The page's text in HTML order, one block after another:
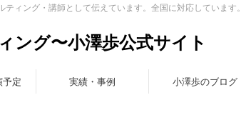
ィング・講師として伝えています。全国に対応しています。
ング〜小澤歩公式サイト
予定 実績・事例 小澤歩のブログ